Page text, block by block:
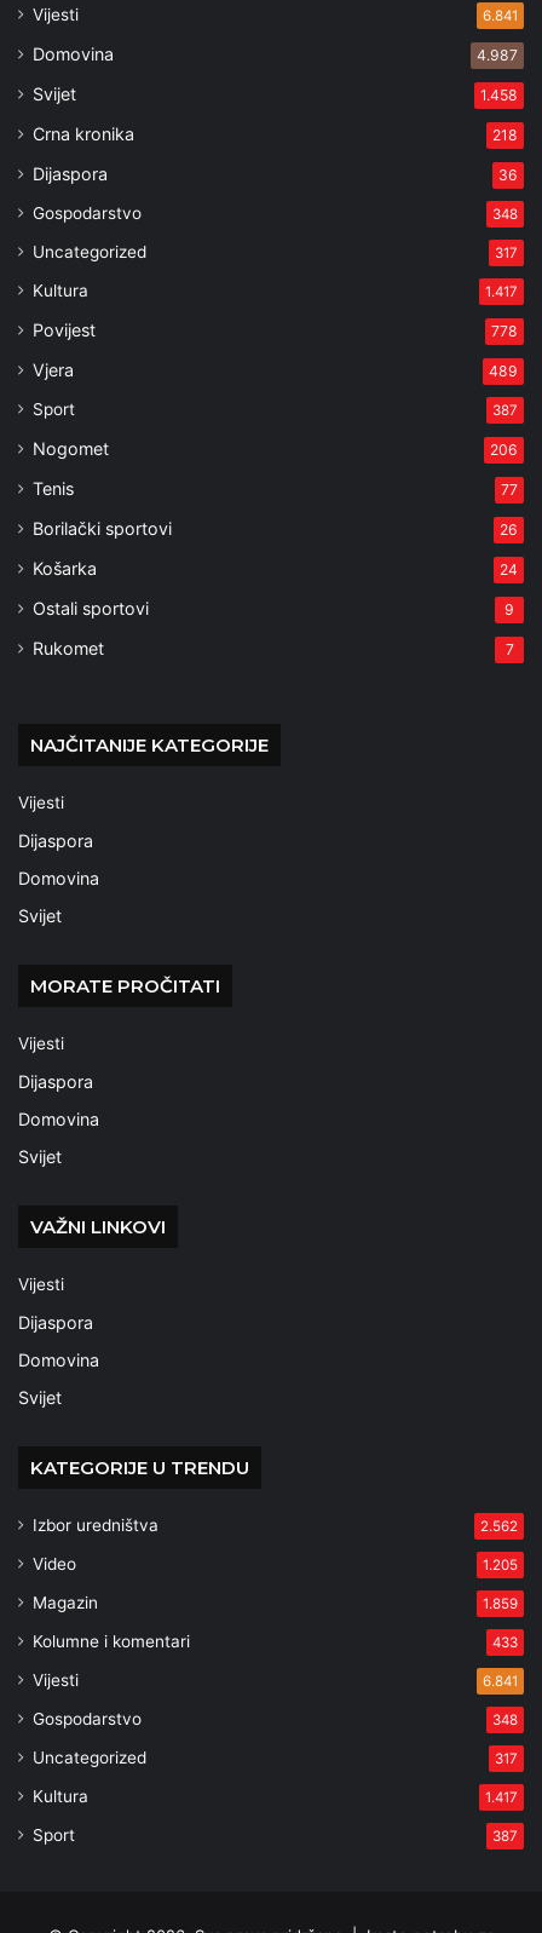
Vijesti 6.841
Domovina 4.987
Svijet 1.458
Crna kronika 218
Dijaspora 36
Gospodarstvo 348
Uncategorized 317
Kultura 1.417
Povijest 778
Vjera 489
Sport 387
Nogomet 206
Tenis 77
Borilački sportovi 26
Košarka 24
Ostali sportovi 9
Rukomet 7
NAJČITANIJE KATEGORIJE
Vijesti
Dijaspora
Domovina
Svijet
MORATE PROČITATI
Vijesti
Dijaspora
Domovina
Svijet
VAŽNI LINKOVI
Vijesti
Dijaspora
Domovina
Svijet
KATEGORIJE U TRENDU
Izbor uredništva 2.562
Video 1.205
Magazin 1.859
Kolumne i komentari 433
Vijesti 6.841
Gospodarstvo 348
Uncategorized 317
Kultura 1.417
Sport 387